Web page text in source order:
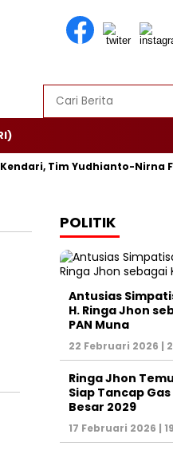
Tim Yudhianto-Nirna
POLITIK
Antusias
H. Ringa Jhon
PAN Muna
22 Februari 2026 |
Ringa Jhon
Siap Tancap
Besar 2029
17 Februari 2026 |